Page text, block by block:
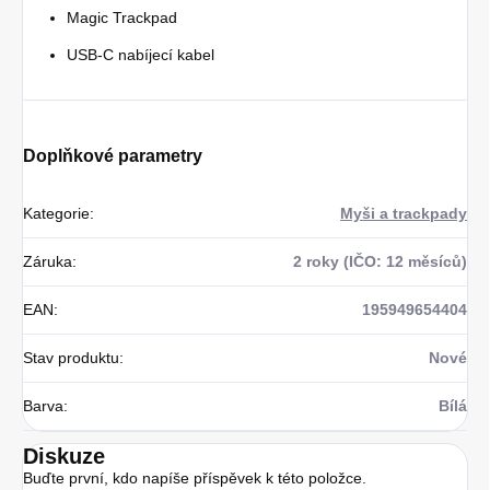
Magic Trackpad
USB-C nabíjecí kabel
Doplňkové parametry
Kategorie: Myši a trackpady
Záruka: 2 roky (IČO: 12 měsíců)
EAN: 195949654404
Stav produktu: Nové
Barva: Bílá
Diskuze
Buďte první, kdo napíše příspěvek k této položce.